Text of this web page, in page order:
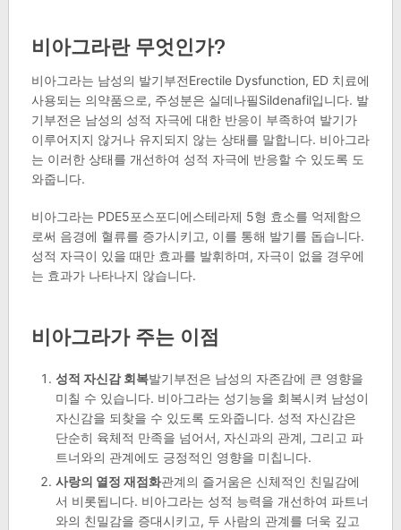
비아그라란 무엇인가?
비아그라는 남성의 발기부전Erectile Dysfunction, ED 치료에
사용되는 의약품으로, 주성분은 실데나필Sildenafil입니다. 발
기부전은 남성의 성적 자극에 대한 반응이 부족하여 발기가
이루어지지 않거나 유지되지 않는 상태를 말합니다. 비아그라
는 이러한 상태를 개선하여 성적 자극에 반응할 수 있도록 도
와줍니다.
비아그라는 PDE5포스포디에스테라제 5형 효소를 억제함으
로써 음경에 혈류를 증가시키고, 이를 통해 발기를 돕습니다.
성적 자극이 있을 때만 효과를 발휘하며, 자극이 없을 경우에
는 효과가 나타나지 않습니다.
비아그라가 주는 이점
성적 자신감 회복발기부전은 남성의 자존감에 큰 영향을
미칠 수 있습니다. 비아그라는 성기능을 회복시켜 남성이
자신감을 되찾을 수 있도록 도와줍니다. 성적 자신감은
단순히 육체적 만족을 넘어서, 자신과의 관계, 그리고 파
트너와의 관계에도 긍정적인 영향을 미칩니다.
사랑의 열정 재점화관계의 즐거움은 신체적인 친밀감에
서 비롯됩니다. 비아그라는 성적 능력을 개선하여 파트너
와의 친밀감을 증대시키고, 두 사람의 관계를 더욱 깊고